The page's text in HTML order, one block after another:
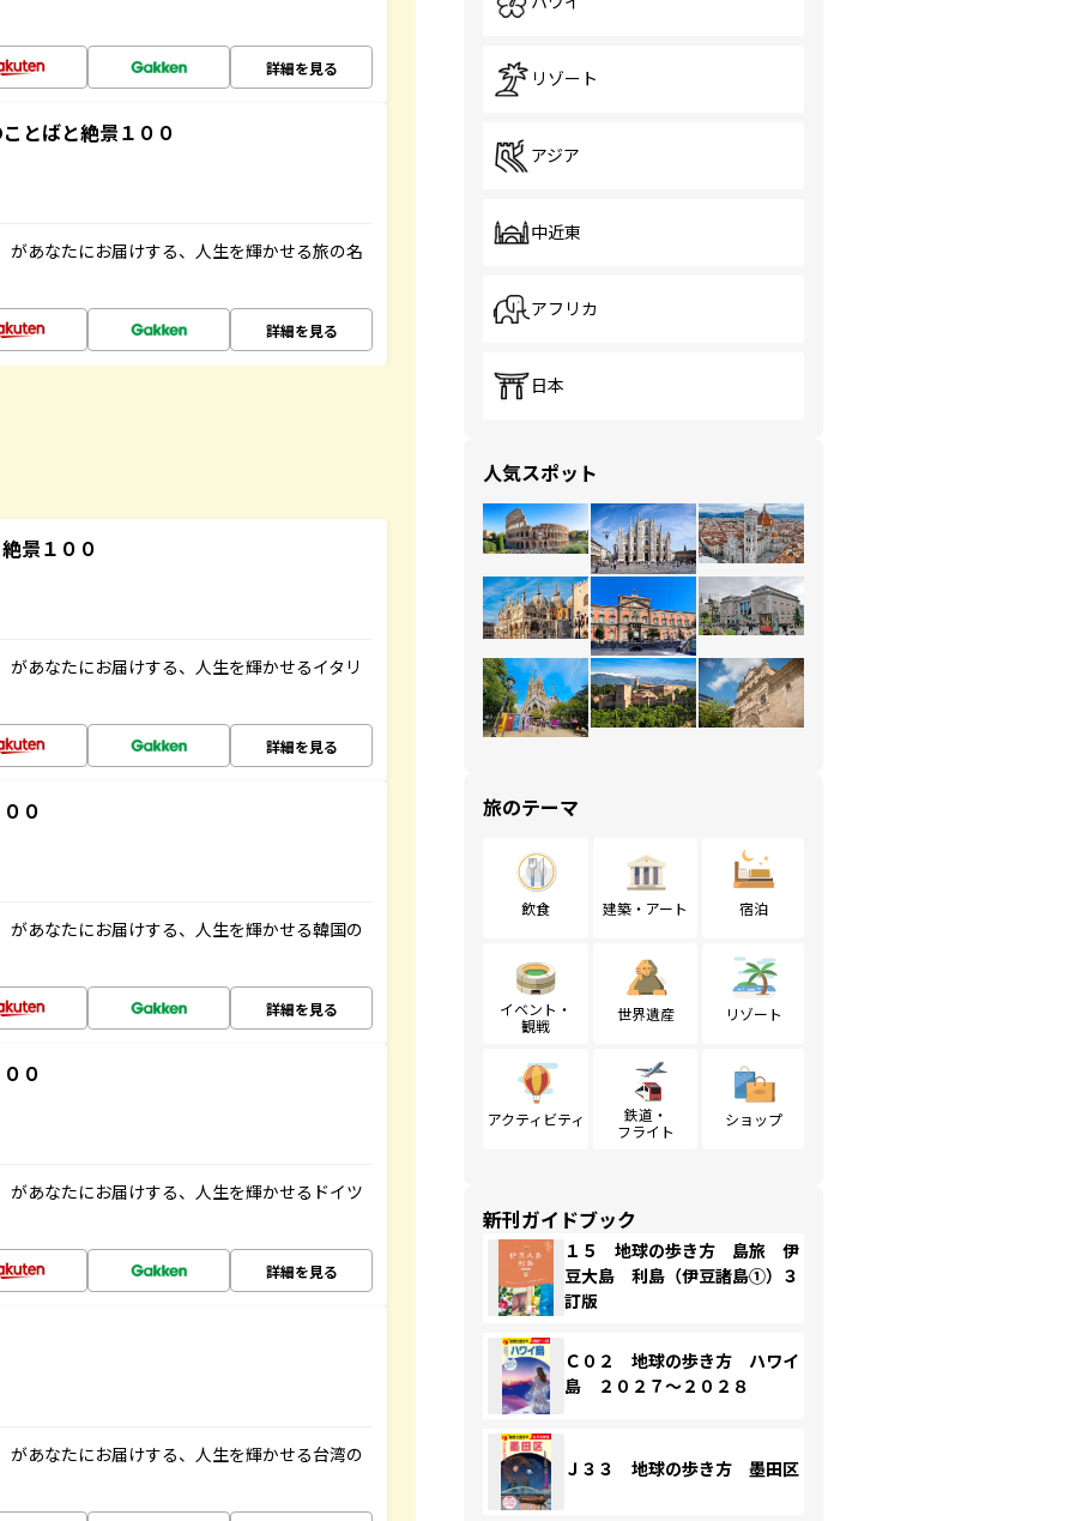
詳細を見る
とばと絶景１００
あなたにお届けする、人生を輝かせる旅の名
詳細を見る
景１００
あなたにお届けする、人生を輝かせるイタリ
詳細を見る
０
あなたにお届けする、人生を輝かせる韓国の
詳細を見る
０
あなたにお届けする、人生を輝かせるドイツ
詳細を見る
あなたにお届けする、人生を輝かせる台湾の
リゾート
アジア
中近東
アフリカ
日本
人気スポット
旅のテーマ
飲食 建築・アート 宿泊
イベント・
観戦
世界遺産 リゾート
アクティビティ
鉄道・
フライト
ショップ
新刊ガイドブック
１５ 地球の歩き方 島旅 伊
豆大島 利島（伊豆諸島①）３
訂版
Ｃ０２ 地球の歩き方 ハワイ
島 ２０２７～２０２８
Ｊ３３ 地球の歩き方 墨田区